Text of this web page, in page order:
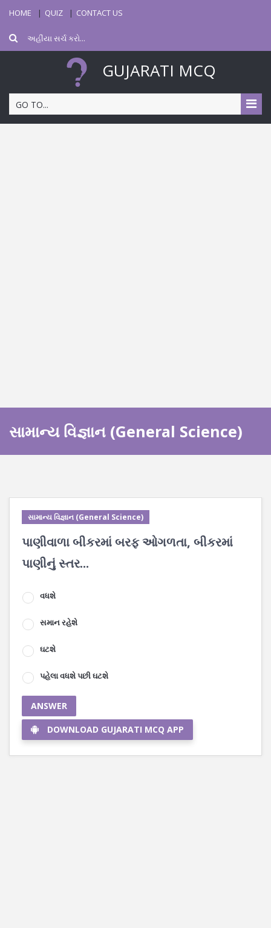
HOME QUIZ CONTACT US
GUJARATI MCQ
GO TO...
સામાન્ય વિજ્ઞાન (General Science)
સામાન્ય વિજ્ઞાન (General Science)
પાણીવાળા બીકરમાં બરફ ઓગળતા, બીકરમાં
પાણીનું સ્તર...
વધશે
સમાન રહેશે
ઘટશે
પહેલા વધશે પછી ઘટશે
ANSWER
DOWNLOAD GUJARATI MCQ APP